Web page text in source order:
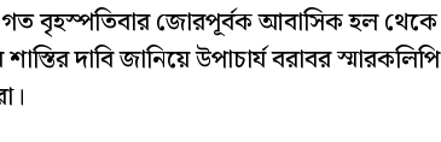
বৃহস্পতিবার জোরপূর্বক আবাসিক হল থেকে
দাবি জানিয়ে উপাচার্য বরাবর